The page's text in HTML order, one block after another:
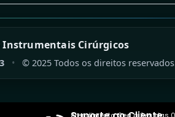
Instrumentais Cirúrgicos
• © 2025Todos os direitos